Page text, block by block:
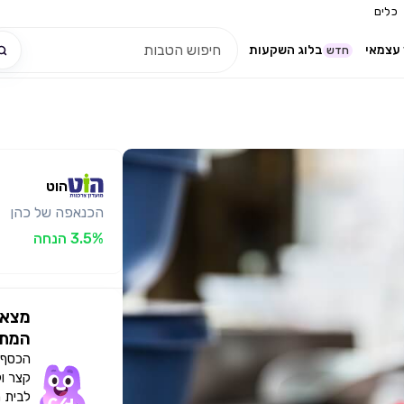
כלים
בלוג השקעות חדש
הוט
הכנאפה של כהן
3.5% הנחה
הכסף
קצר